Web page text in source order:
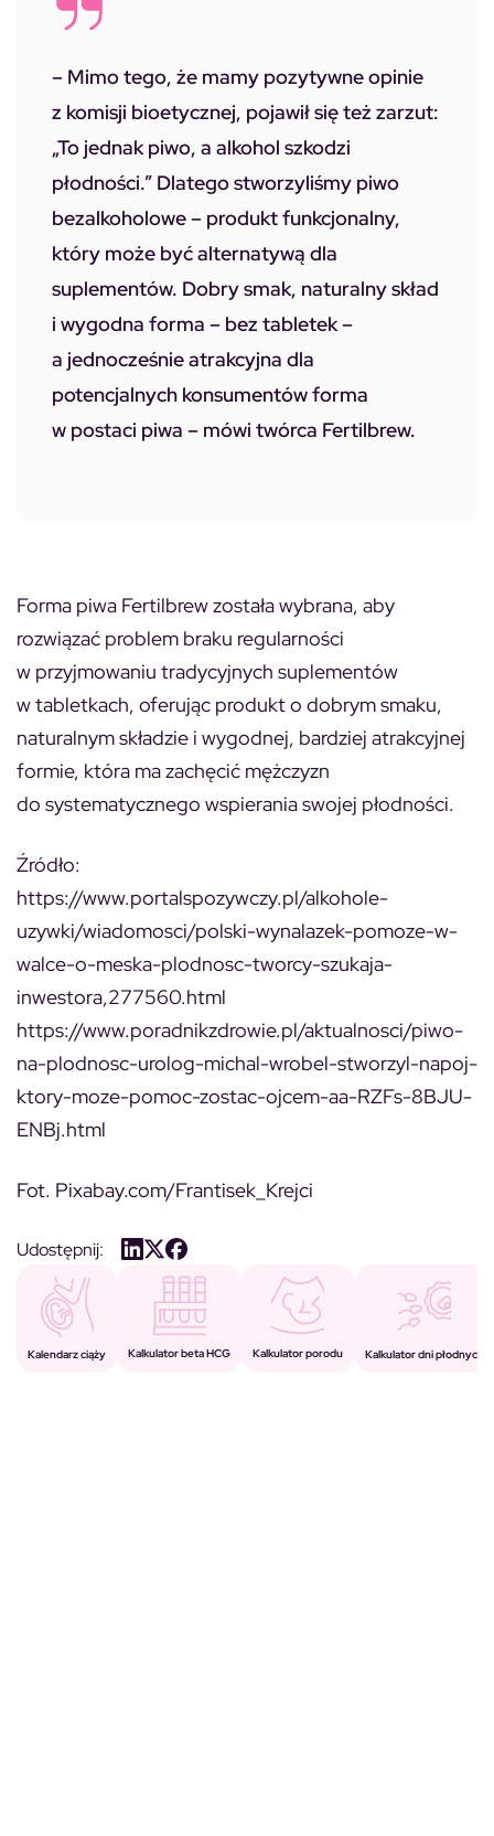
– Mimo tego, że mamy pozytywne opinie
z komisji bioetycznej, pojawił się też zarzut:
„To jednak piwo, a alkohol szkodzi
płodności.” Dlatego stworzyliśmy piwo
bezalkoholowe – produkt funkcjonalny,
który może być alternatywą dla
suplementów. Dobry smak, naturalny skład
i wygodna forma – bez tabletek –
a jednocześnie atrakcyjna dla
potencjalnych konsumentów forma
w postaci piwa – mówi twórca Fertilbrew.
Forma piwa Fertilbrew została wybrana, aby
rozwiązać problem braku regularności
w przyjmowaniu tradycyjnych suplementów
w tabletkach, oferując produkt o dobrym smaku,
naturalnym składzie i wygodnej, bardziej atrakcyjnej
formie, która ma zachęcić mężczyzn
do systematycznego wspierania swojej płodności.
Źródło:
https://www.portalspozywczy.pl/alkohole-
uzywki/wiadomosci/polski-wynalazek-pomoze-w-
walce-o-meska-plodnosc-tworcy-szukaja-
inwestora,277560.html
https://www.poradnikzdrowie.pl/aktualnosci/piwo-
na-plodnosc-urolog-michal-wrobel-stworzyl-napoj-
ktory-moze-pomoc-zostac-ojcem-aa-RZFs-8BJU-
ENBj.html
Fot. Pixabay.com/Frantisek_Krejci
Udostępnij:
Kalendarz ciąży Kalkulator beta HCG Kalkulator porodu Kalkulator dni płodnych